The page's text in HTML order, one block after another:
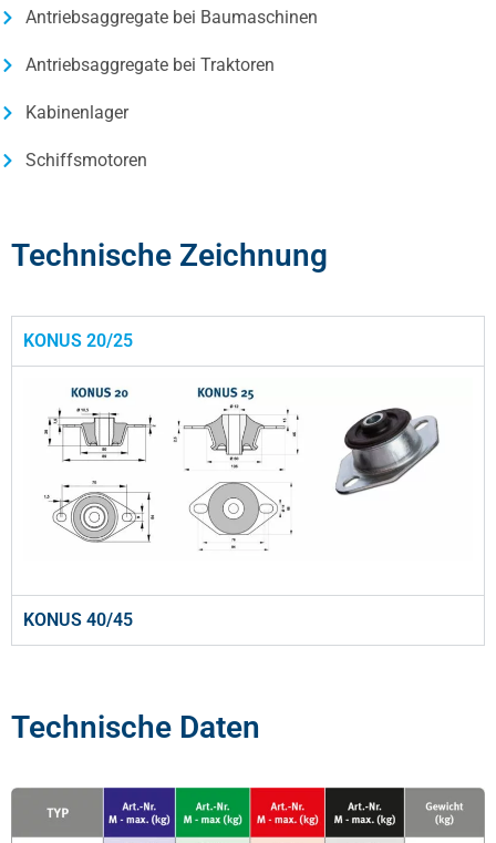
Antriebsaggregate bei Baumaschinen
Antriebsaggregate bei Traktoren
Kabinenlager
Schiffsmotoren
Technische Zeichnung
KONUS 20/25
KONUS 40/45
Technische Daten